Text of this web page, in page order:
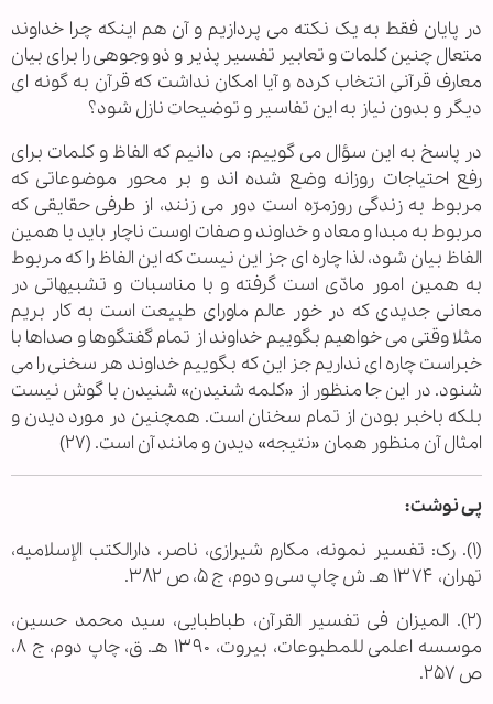
در پایان فقط به یک نکته می پردازیم و آن هم اینکه چرا خداوند
متعال چنین کلمات و تعابیر تفسیر پذیر و ذو وجوهی را برای بیان
معارف قرآنی انتخاب کرده و آیا امکان نداشت که قرآن به گونه ای
دیگر و بدون نیاز به این تفاسیر و توضیحات نازل شود؟
در پاسخ به این سؤال می گوییم: می دانیم که الفاظ و کلمات برای
رفع احتیاجات روزانه وضع شده اند و بر محور موضوعاتی که
مربوط به زندگی روزمرّه است دور می زنند، از طرفی حقایقی که
مربوط به مبدا و معاد و خداوند و صفات اوست ناچار باید با همین
الفاظ بیان شود، لذا چاره ای جز این نیست که این الفاظ را که مربوط
به همین امور مادّی است گرفته و با مناسبات و تشبیهاتی در
معانی جدیدی که در خور عالم ماورای طبیعت است به کار بریم
مثلا وقتی می خواهیم بگوییم خداوند از تمام گفتگوها و صداها با
خبراست چاره ای نداریم جز این که بگوییم خداوند هر سخنی را می
شنود. در این جا منظور از «کلمه شنیدن» شنیدن با گوش نیست
بلکه باخبر بودن از تمام سخنان است. همچنین در مورد دیدن و
امثال آن منظور همان «نتیجه» دیدن و مانند آن است. (۲۷)
پی نوشت:
(۱). رک: تفسیر نمونه، مکارم شیرازی، ناصر، دارالکتب الإسلامیه،
تهران، ۱۳۷۴ هـ. ش چاپ سی و دوم، ج ۵، ص ۳۸۲.
(۲). المیزان فی تفسیر القرآن، طباطبایی، سید محمد حسین،
موسسه اعلمی للمطبوعات، بیروت، ۱۳۹۰ هـ. ق، چاپ دوم، ج ‌۸،
ص ۲۵۷.